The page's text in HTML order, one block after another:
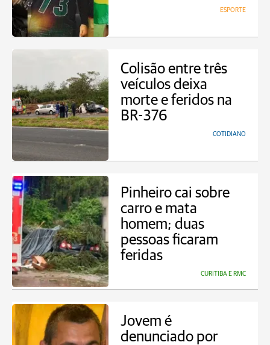
ESPORTE
Colisão entre três
veículos deixa
morte e feridos na
BR-376
COTIDIANO
Pinheiro cai sobre
carro e mata
homem; duas
pessoas ficaram
feridas
CURITIBA E RMC
Jovem é
denunciado por